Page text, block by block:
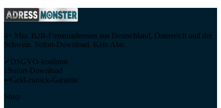
4+ Mio. B2B-Firmenadressen aus Deutschland, Österreich und der
Schweiz. Sofort-Download. Kein Abo.
✓ DSGVO-konform
↓Sofort-Download
↩Geld-zurück-Garantie
Shop